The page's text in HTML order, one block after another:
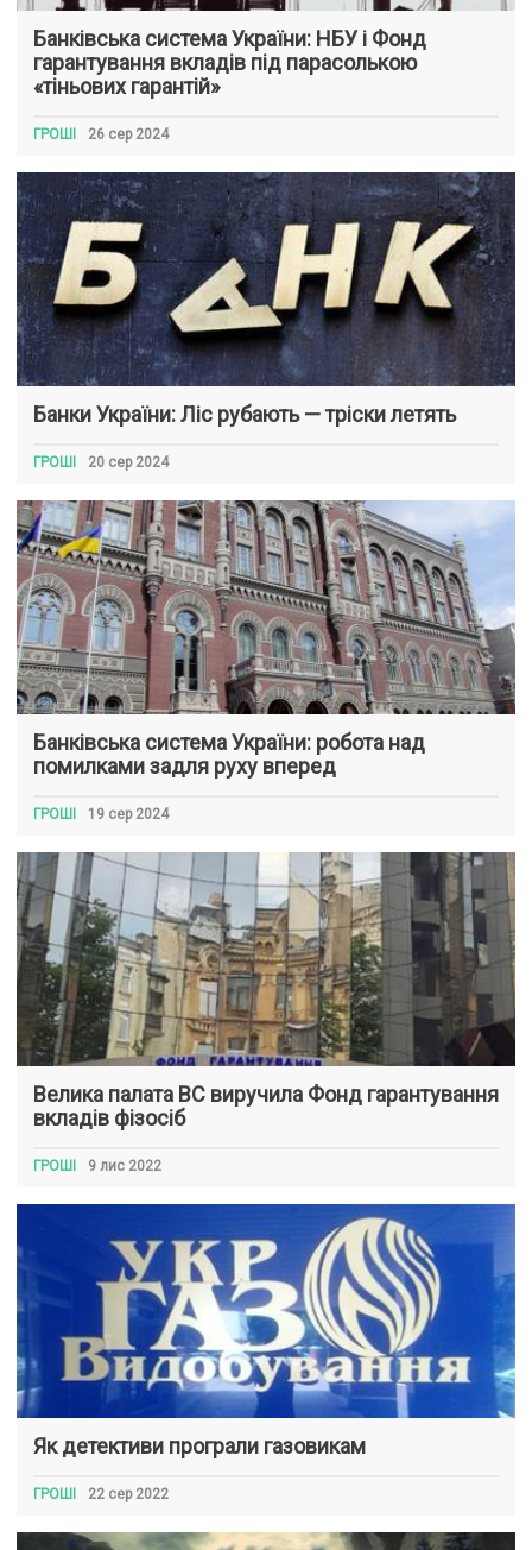
Банківська система України: НБУ і Фонд
гарантування вкладів під парасолькою
«тіньових гарантій»
ГРОШІ 26 сер 2024
Банки України: Ліс рубають — тріски летять
ГРОШІ 20 сер 2024
Банківська система України: робота над
помилками задля руху вперед
ГРОШІ 19 сер 2024
Велика палата ВС виручила Фонд гарантування
вкладів фізосіб
ГРОШІ 9 лис 2022
Як детективи програли газовикам
ГРОШІ 22 сер 2022